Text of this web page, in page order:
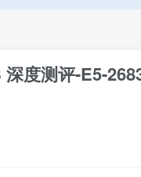
度测评-E5-